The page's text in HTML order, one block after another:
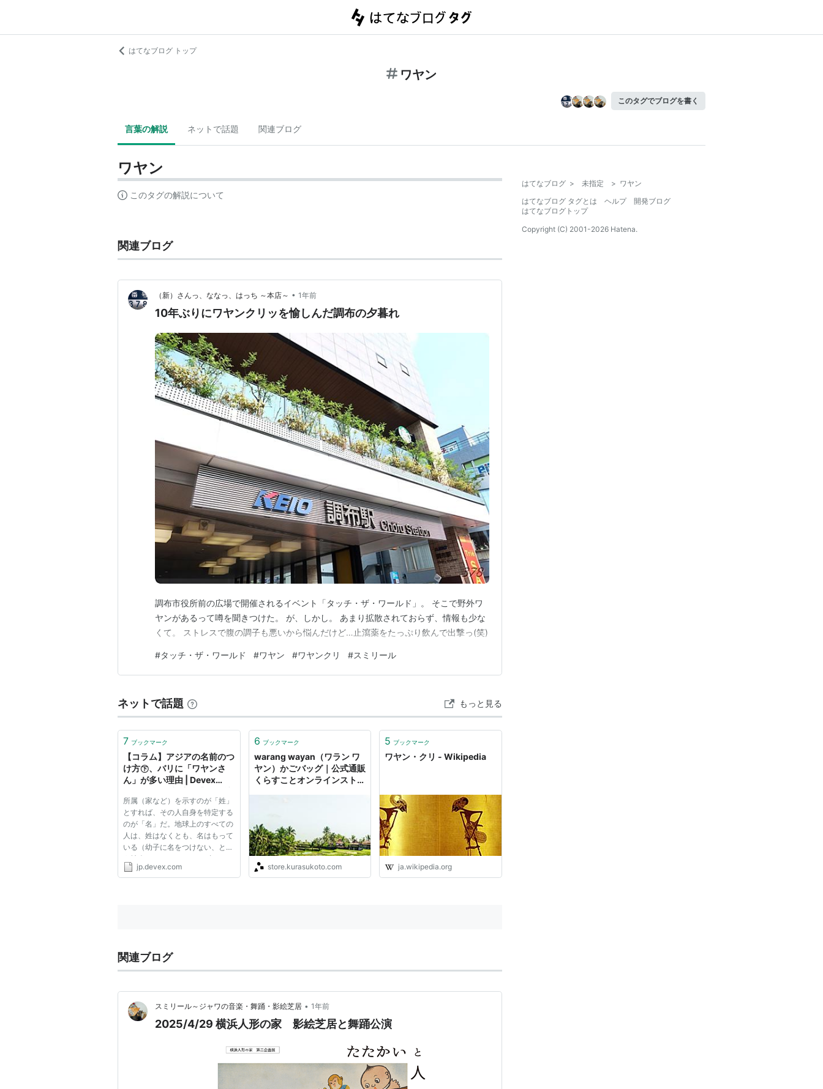
はてなブログ トップ
ワヤン
このタグでブログを書く
言葉の解説 ネットで話題 関連ブログ
ワヤン
このタグの解説について
関連ブログ
（新）さんっ、ななっ、はっち ～本店～ • 1年前
10年ぶりにワヤンクリッを愉しんだ調布の夕暮れ
調布市役所前の広場で開催されるイベント「タッチ・ザ・ワールド」。 そこで野外ワ
ヤンがあるって噂を聞きつけた。 が、しかし。 あまり拡散されておらず、情報も少な
くて。 ストレスで腹の調子も悪いから悩んだけど…止瀉薬をたっぷり飲んで出撃っ(笑)
#タッチ・ザ・ワールド #ワヤン #ワヤンクリ #スミリール
ネットで話題 もっと見る
7 ブックマーク
【コラム】アジアの名前のつ
け方㊦、バリに「ワヤンさ
ん」が多い理由 | Devex
職・転職・キャリアサポート
所属（家など）を示すのが「姓」
とすれば、その人自身を特定する
のが「名」だ。地球上のすべての
人は、姓はなくとも、名はもって
いる（幼子に名をつけない、とい
う社会はなきにしもあらずだ
が）。今回は、アジアの民族を対
jp.devex.com
6 ブックマーク
warang wayan（ワラン ワ
ヤン）かごバッグ｜公式通販
くらすことオンラインストア
store.kurasukoto.com
5 ブックマーク
ワヤン・クリ - Wikipedia
ja.wikipedia.org
関連ブログ
スミリール～ジャワの音楽・舞踊・影絵芝居 • 1年前
2025/4/29 横浜人形の家 影絵芝居と舞踊公演
はてなブログ > 未指定 > ワヤン
はてなブログ タグとは
ヘルプ
開発ブログ
はてなブログトップ
Copyright (C) 2001-2026 Hatena.